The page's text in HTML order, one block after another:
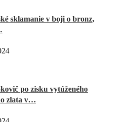
sklamanie v boji o bronz,
po zisku vytúženého
zlata v…